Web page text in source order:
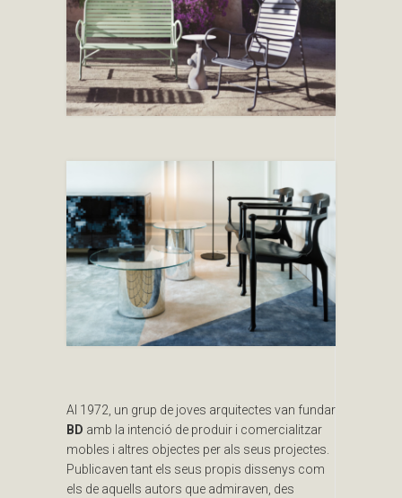
Al 1972, un grup de joves arquitectes van fundar
BD amb la intenció de produir i comercialitzar
mobles i altres objectes per als seus projectes.
Publicaven tant els seus propis dissenys com
els de aquells autors que admiraven, des